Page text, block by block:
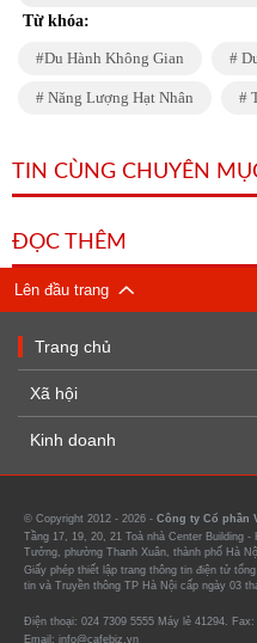
Từ khóa:
Du Hành Không Gian
Năng Lượng Hạt Nhân
TIN CÙNG CHUYÊN
ĐỌC THÊM
Lên đầu trang
Trang chủ
Xã hội
Kinh doanh
© Copyright 2012 - 2026 - Công ty Cổ phần
Tầng 17, 19, 20, 21 Toà nhà Center Building
Tưởng, phường Thanh Xuân, thành phố Hà
Giấy phép thiết lập trang thông tin điện tử
tin và Truyền thông TP Hà Nội cấp ngày 03
Điện thoại: 024 7309 5555 Máy lẻ 41294. Fax:
Email: info@cafebiz.vn